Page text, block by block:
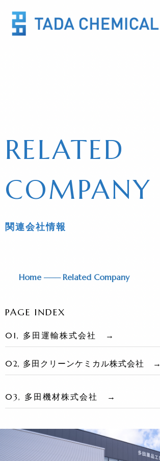
RELATED
COMPANY
関連会社情報
Home ─── Related Company
PAGE INDEX
01, 多田運輸株式会社 →
02, 多田クリーンケミカル株式会社 →
03, 多田機材株式会社 →